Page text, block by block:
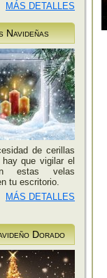
MÁS DETALLES
Navideñas
de cerillas
que vigilar el
estas velas
tu escritorio.
MÁS DETALLES
Dorado